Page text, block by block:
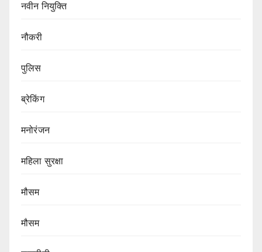
नवीन नियुक्ति
नौकरी
पुलिस
ब्रेकिंग
मनोरंजन
महिला सुरक्षा
मौसम
मौसम